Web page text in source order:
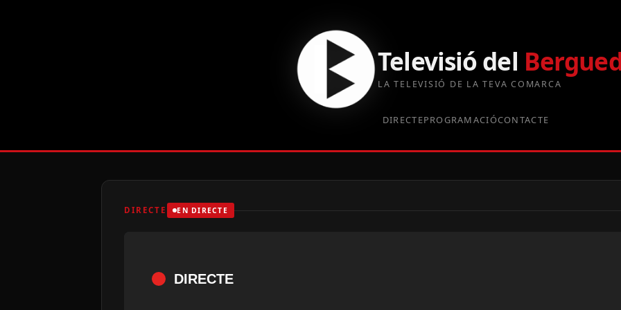
Televisió del
LA TELEVISIÓ DE LA TEVA COMARCA
DIRECTEPROGRAMACIÓCONTACTE
DIRECTE EN DIRECTE
DIRECTE